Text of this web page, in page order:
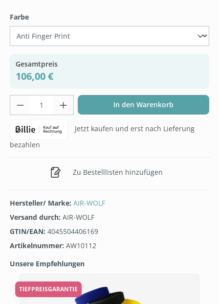
Farbeauswählen
Gesamtpreis
106,00 €
Produkt Anzahl: Gib den gewünschten
In den Warenkorb
Jetzt kaufen und erst nach Lieferung
bezahlen
Zu Bestelllisten hinzufügen
Hersteller/ Marke: AIR-WOLF
Versand durch: AIR-WOLF
GTIN/EAN: 4045504406169
Artikelnummer: AW10112
Unsere Empfehlungen
TIEFPREISGARANTIE